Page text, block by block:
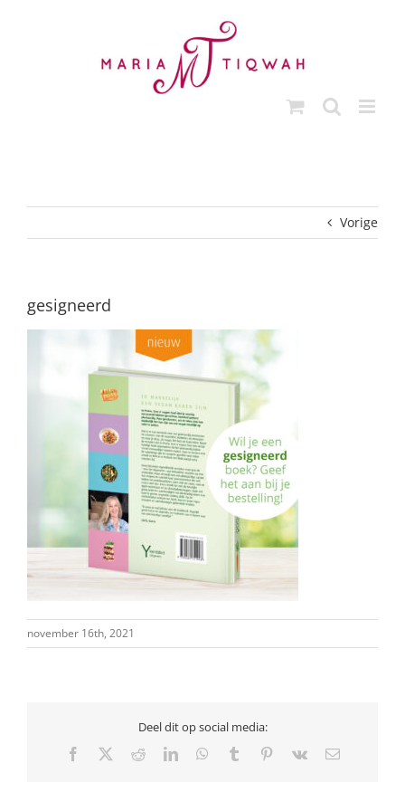
Vorige
gesigneerd
november 16th, 2021
Deel dit op social media:
Facebook RedditLinkedInWhatsApp
Tumblr Pinterest
Vk
E-